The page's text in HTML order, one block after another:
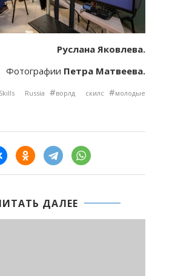
Руслана Яковлева.
Фотографии Петра Матвеева.
Russia #ворлд скилс #молодые
ДАЛЕЕ